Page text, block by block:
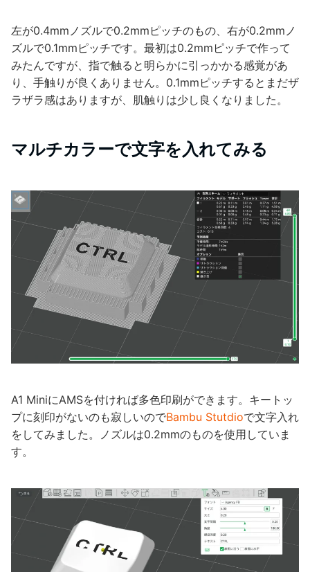
左が0.4mmノズルで0.2mmピッチのもの、右が0.2mmノ
ズルで0.1mmピッチです。最初は0.2mmピッチで作って
みたんですが、指で触ると明らかに引っかかる感覚があ
り、手触りが良くありません。0.1mmピッチするとまだザ
ラザラ感はありますが、肌触りは少し良くなりました。
マルチカラーで文字を入れてみる
A1 MiniにAMSを付ければ多色印刷ができます。キートッ
プに刻印がないのも寂しいのでBambu Stutdioで文字入れ
をしてみました。ノズルは0.2mmのものを使用していま
す。